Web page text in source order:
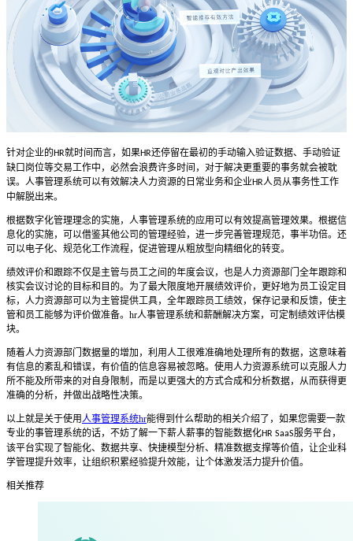
针对企业的HR就时间而言，如果HR还停留在最初的手动输入验证数据、手动验证
缺口岗位等交易工作中，必然会浪费许多时间，对于解决更重要的事务就会被耽
误。人事管理系统可以有效解决人力资源的日常业务和企业HR人员从事务性工作
中解脱出来。
根据数字化管理理念的实施，人事管理系统的应用可以有效提高管理效果。根据信
息化的实施，可以借鉴其他公司的管理经验，进一步完善管理规范，事半功倍。还
可以电子化、规范化工作流程，促进管理从粗放型向精细化的转变。
绩效评价和跟踪不仅是主管与员工之间的年度会议，也是人力资源部门全年跟踪和
核实会议讨论的目标和目的。为了最大限度地开展绩效评价，更好地为员工设定目
标，人力资源部可以为主管提供工具，全年跟踪员工绩效，保存记录和反馈，使主
管和员工能够为评价做准备。 hr人事管理系统和薪酬解决方案，可定制绩效评估模
块。
随着人力资源部门数据量的增加，利用人工很难准确地处理所有的数据，这意味着
有信息的紊乱和错误，有价值的信息容易被忽略。使用人力资源系统可以克服人力
所不能及所带来的对自身限制，而是以更强大的方式合成和分析数据，从而获得更
准确的分析，并做出战略性决策。
以上就是关于使用人事管理系统hr能得到什么帮助的相关介绍了，如果您需要一款
专业的事管理系统的话，不妨了解一下薪人薪事的智能数据化HR SaaS服务平台，
该平台实现了智能化、数据共享、快捷模型分析、精准数据支撑等价值，让企业科
学管理提升效率，让组织积累经验提升效能，让个体激发活力提升价值。
相关推荐